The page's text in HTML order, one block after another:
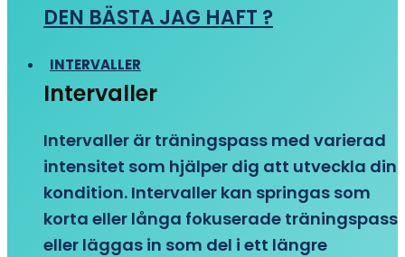
DEN BÄSTA JAG HAFT ?
INTERVALLER
Intervaller
Intervaller är träningspass med varierad
intensitet som hjälper dig att utveckla din
kondition. Intervaller kan springas som
korta eller långa fokuserade träningspass
eller läggas in som del i ett längre